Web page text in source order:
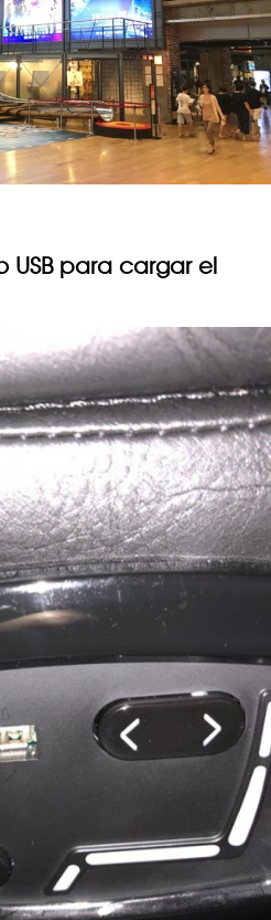
USB para cargar el